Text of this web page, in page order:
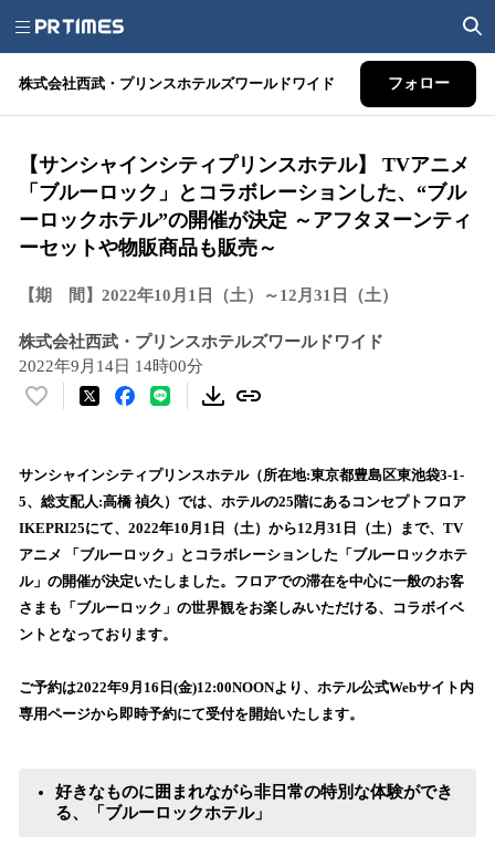
株式会社西武・プリンスホテルズワールドワイド フォロー
【サンシャインシティプリンスホテル】 TVアニメ
「ブルーロック」とコラボレーションした、“ブル
ーロックホテル”の開催が決定 ～アフタヌーンティ
ーセットや物販商品も販売～
【期 間】2022年10月1日（土）～12月31日（土）
株式会社西武・プリンスホテルズワールドワイド
2022年9月14日 14時00分
い
！
数
を
読
込
み
中
す
サンシャインシティプリンスホテル（所在地:東京都豊島区東池袋3‐1‐
5、総支配人:高橋 禎久）では、ホテルの25階にあるコンセプトフロア
IKEPRI25にて、2022年10月1日（土）から12月31日（土）まで、TV
アニメ 「ブルーロック」とコラボレーションした「ブルーロックホテ
ル」の開催が決定いたしました。フロアでの滞在を中心に一般のお客
さまも「ブルーロック」の世界観をお楽しみいただける、コラボイベ
ントとなっております。
ご予約は2022年9月16日(金)12:00NOONより、ホテル公式Webサイト内
専用ページから即時予約にて受付を開始いたします。
好きなものに囲まれながら非日常の特別な体験ができ
る、「ブルーロックホテル」